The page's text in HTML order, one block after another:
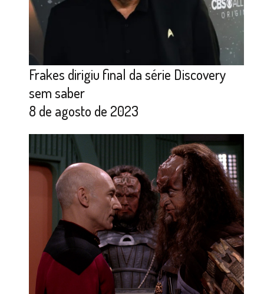
Frakes dirigiu final da série Discovery
sem saber
8 de agosto de 2023